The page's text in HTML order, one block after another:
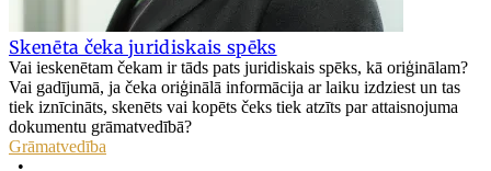
Skenēta čeka juridiskais spēks
Vai ieskenētam čekam ir tāds pats juridiskais spēks, kā oriģinālam?
Vai gadījumā, ja čeka oriģinālā informācija ar laiku izdziest un tas
tiek iznīcināts, skenēts vai kopēts čeks tiek atzīts par attaisnojuma
dokumentu grāmatvedībā?
Grāmatvedība
•